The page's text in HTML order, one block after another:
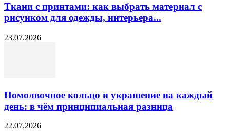
Ткани с принтами: как выбрать материал с
рисунком для одежды, интерьера...
23.07.2026
Помолвочное кольцо и украшение на каждый
день: в чём принципиальная разница
22.07.2026